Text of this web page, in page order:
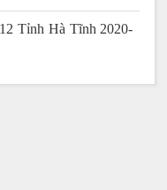
Tỉnh Hà Tĩnh 2020-